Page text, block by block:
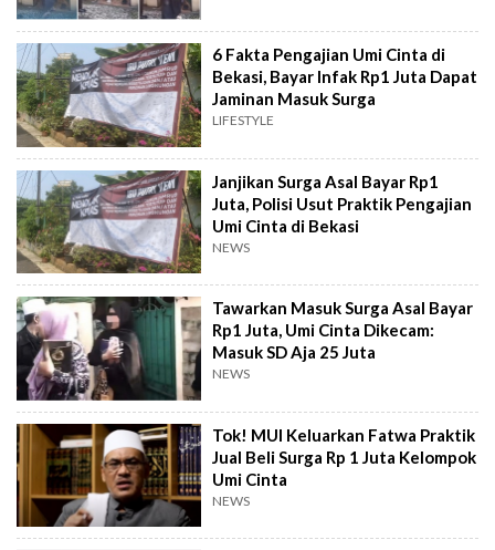
6 Fakta Pengajian Umi Cinta di
Bekasi, Bayar Infak Rp1 Juta Dapat
Jaminan Masuk Surga
LIFESTYLE
Janjikan Surga Asal Bayar Rp1
Juta, Polisi Usut Praktik Pengajian
Umi Cinta di Bekasi
NEWS
Tawarkan Masuk Surga Asal Bayar
Rp1 Juta, Umi Cinta Dikecam:
Masuk SD Aja 25 Juta
NEWS
Tok! MUI Keluarkan Fatwa Praktik
Jual Beli Surga Rp 1 Juta Kelompok
Umi Cinta
NEWS